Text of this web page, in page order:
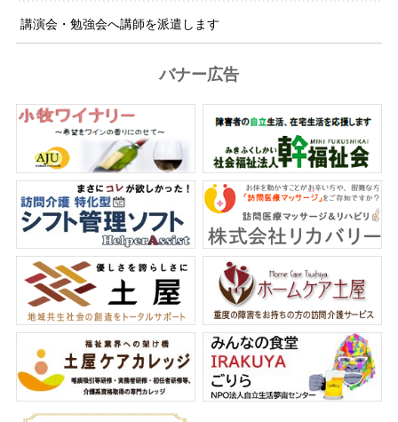
講演会・勉強会へ講師を派遣します
バナー広告